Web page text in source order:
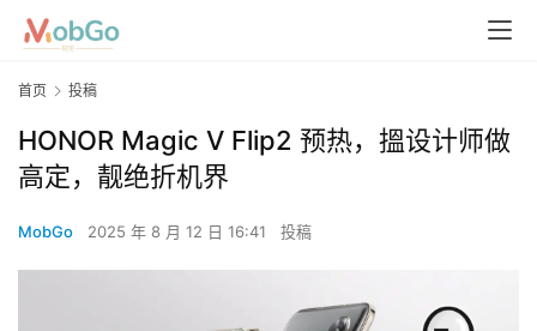
首页 投稿
HONOR Magic V Flip2 预热，搵设计师做
高定，靓绝折机界
MobGo 2025 年 8 月 12 日 16:41 投稿